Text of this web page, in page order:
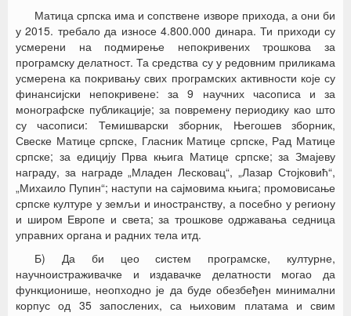
Матица српска има и сопствене изворе прихода, а они би
у 2015. требало да износе 4.800.000 динара. Ти приходи су
усмерени на подмирење непокривених трошкова за
програмску делатност. Та средства су у редовним приликама
усмерена ка покривању свих програмских активности које су
финансијски непокривене: за 9 научних часописа и за
монографске публикације; за повремену периодику као што
су часописи: Темишварски зборник, Његошев зборник,
Свеске Матице српске, Гласник Матице српске, Рад Матице
српске; за едицију Прва књига Матице српске; за Змајеву
награду, за награде „Младен Лесковац“, „Лазар Стојковић“,
„Михаило Пупин“; наступи на сајмовима књига; промовисање
српске културе у земљи и иностранству, а посебно у региону
и широм Европе и света; за трошкове одржавања седница
управних органа и радних тела итд.
Б) Да би цео систем програмске, културне,
научноистраживачке и издавачке делатности могао да
функционише, неопходно је да буде обезбеђен минимални
корпус од 35 запослених, са њиховим платама и свим